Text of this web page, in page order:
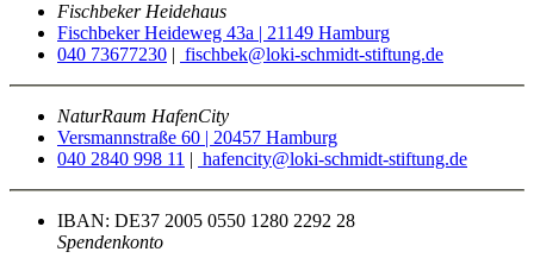
Fischbeker Heidehaus
Fischbeker Heideweg 43a | 21149 Hamburg
040 73677230 | fischbek@loki-schmidt-stiftung.de
NaturRaum HafenCity
Versmannstraße 60 | 20457 Hamburg
040 2840 998 11 | hafencity@loki-schmidt-stiftung.de
IBAN: DE37 2005 0550 1280 2292 28
Spendenkonto